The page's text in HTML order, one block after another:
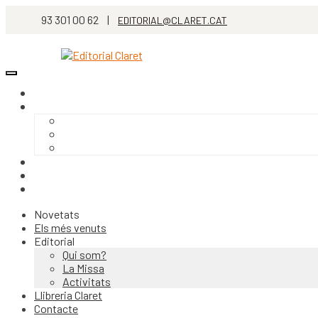
93 301 00 62 | EDITORIAL@CLARET.CAT
Novetats
Els més venuts
Editorial
Qui som?
La Missa
Activitats
Llibreria Claret
Contacte